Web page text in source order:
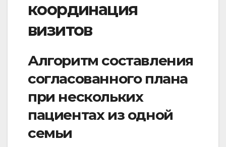
координация
визитов
Алгоритм составления
согласованного плана
при нескольких
пациентах из одной
семьи